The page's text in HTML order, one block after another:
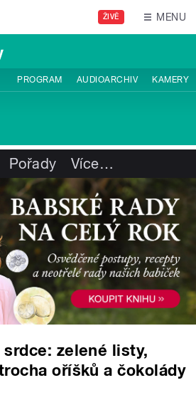
ŽIVĚ MENU
PROGRAM AUDIOARCHIV KAMERY
Pořady Více…
zelené listy,
oříšků a čokolády